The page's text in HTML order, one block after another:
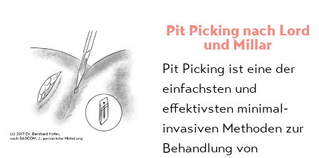
Pit Picking nach Lord
und Millar
Pit Picking ist eine der
einfachsten und
effektivsten minimal-
invasiven Methoden zur
Behandlung von